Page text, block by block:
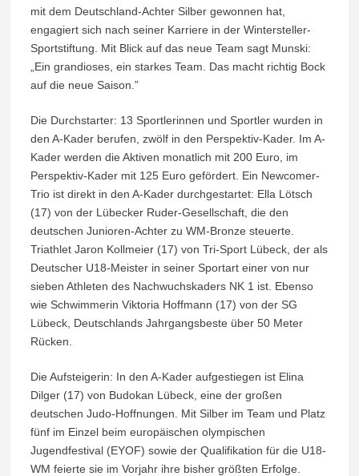
mit dem Deutschland-Achter Silber gewonnen hat,
engagiert sich nach seiner Karriere in der Wintersteller-
Sportstiftung. Mit Blick auf das neue Team sagt Munski:
„Ein grandioses, ein starkes Team. Das macht richtig Bock
auf die neue Saison.”
Die Durchstarter: 13 Sportlerinnen und Sportler wurden in
den A-Kader berufen, zwölf in den Perspektiv-Kader. Im A-
Kader werden die Aktiven monatlich mit 200 Euro, im
Perspektiv-Kader mit 125 Euro gefördert. Ein Newcomer-
Trio ist direkt in den A-Kader durchgestartet: Ella Lötsch
(17) von der Lübecker Ruder-Gesellschaft, die den
deutschen Junioren-Achter zu WM-Bronze steuerte.
Triathlet Jaron Kollmeier (17) von Tri-Sport Lübeck, der als
Deutscher U18-Meister in seiner Sportart einer von nur
sieben Athleten des Nachwuchskaders NK 1 ist. Ebenso
wie Schwimmerin Viktoria Hoffmann (17) von der SG
Lübeck, Deutschlands Jahrgangsbeste über 50 Meter
Rücken.
Die Aufsteigerin: In den A-Kader aufgestiegen ist Elina
Dilger (17) von Budokan Lübeck, eine der großen
deutschen Judo-Hoffnungen. Mit Silber im Team und Platz
fünf im Einzel beim europäischen olympischen
Jugendfestival (EYOF) sowie der Qualifikation für die U18-
WM feierte sie im Vorjahr ihre bisher größten Erfolge.